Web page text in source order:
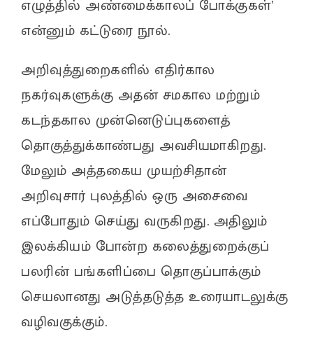
எழுத்தில் அண்மைக்காலப் போக்குகள்’
என்னும் கட்டுரை நூல்.
அறிவுத்துறைகளில் எதிர்கால
நகர்வுகளுக்கு அதன் சமகால மற்றும்
கடந்தகால முன்னெடுப்புகளைத்
தொகுத்துக்காண்பது அவசியமாகிறது.
மேலும் அத்தகைய முயற்சிதான்
அறிவுசார் புலத்தில் ஒரு அசைவை
எப்போதும் செய்து வருகிறது. அதிலும்
இலக்கியம் போன்ற கலைத்துறைக்குப்
பலரின் பங்களிப்பை தொகுப்பாக்கும்
செயலானது அடுத்தடுத்த உரையாடலுக்கு
வழிவகுக்கும்.